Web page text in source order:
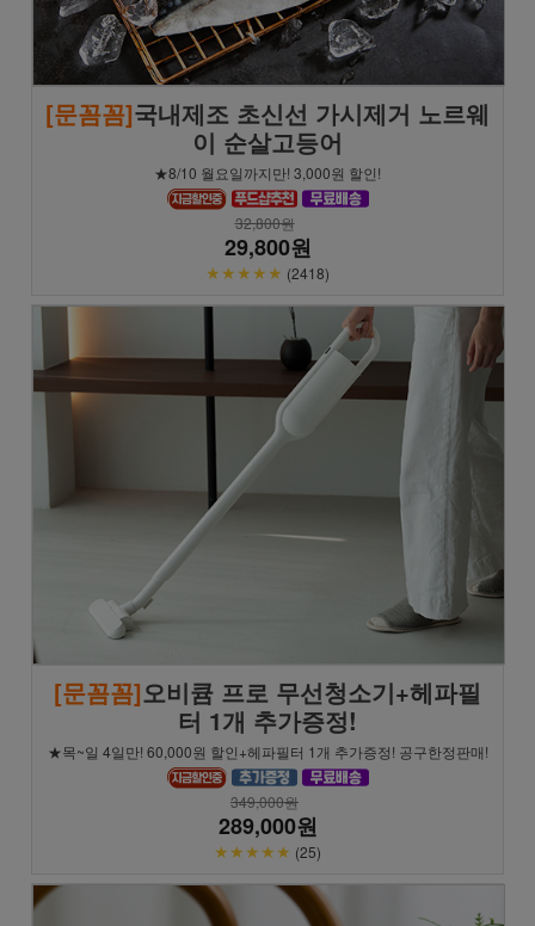
[문꼼꼼]국내제조 초신선 가시제거 노르웨
이 순살고등어
★8/10 월요일까지만! 3,000원 할인!
32,800원
29,800원
★★★★★ (2418)
[문꼼꼼]오비큠 프로 무선청소기+헤파필
터 1개 추가증정!
★목~일 4일만! 60,000원 할인+헤파필터 1개 추가증정! 공구한정판매!
349,000원
289,000원
★★★★★ (25)